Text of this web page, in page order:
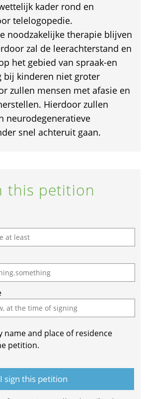
kader rond en
telelogopedie.
noodzakelijke therapie blijven
zal de leerachterstand en
het gebied van spraak-en
bij kinderen niet groter
zullen mensen met afasie en
Hierdoor zullen
neurodegeneratieve
snel achteruit gaan.
this petition
name and place of residence
petition.